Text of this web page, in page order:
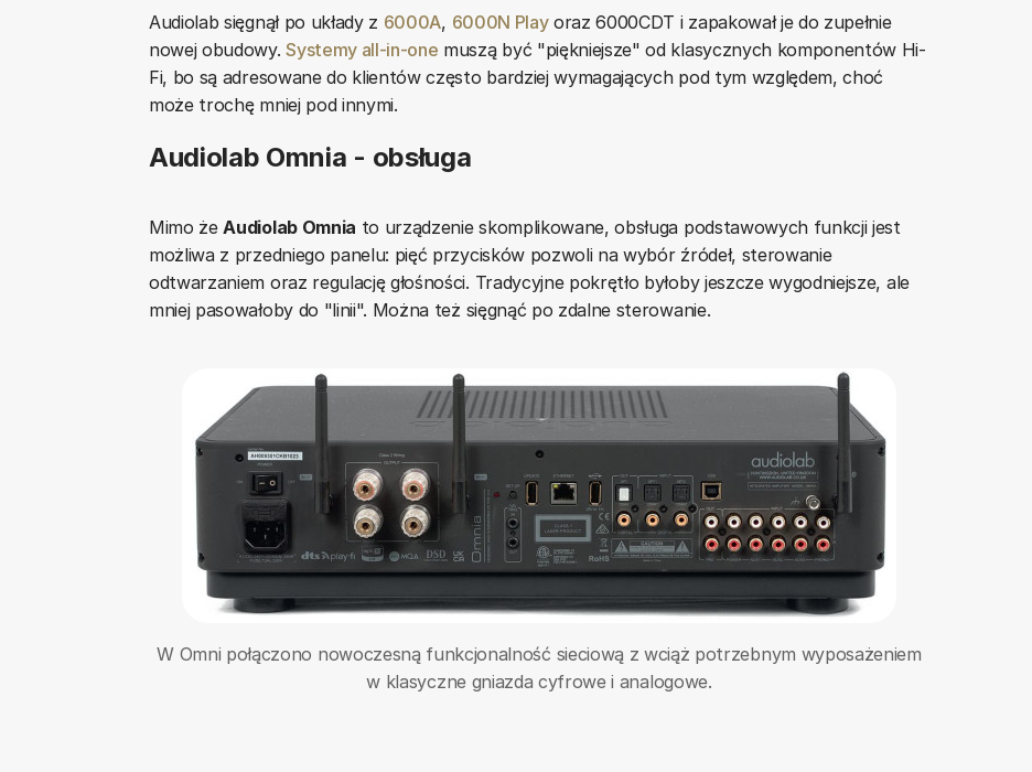
Audiolab sięgnął po układy z 6000A, 6000N Playoraz 6000CDT i zapakował je do zupełnie
nowej obudowy.Systemy all-in-one muszą być "piękniejsze" od klasycznych komponentów Hi-
Fi, bo są adresowane do klientów często bardziej wymagających pod tym względem, choć
może trochę mniej pod innymi.
Audiolab Omnia - obsługa
Mimo żeAudiolab Omnia to urządzenie skomplikowane, obsługa podstawowych funkcji jest
możliwa z przedniego panelu: pięć przycisków pozwoli na wybór źródeł, sterowanie
odtwarzaniem oraz regulację głośności. Tradycyjne pokrętło byłoby jeszcze wygodniejsze, ale
mniej pasowałoby do "linii". Można też sięgnąć po zdalne sterowanie.
W Omni połączono nowoczesną funkcjonalność sieciową z wciąż potrzebnym wyposażeniem
w klasyczne gniazda cyfrowe i analogowe.